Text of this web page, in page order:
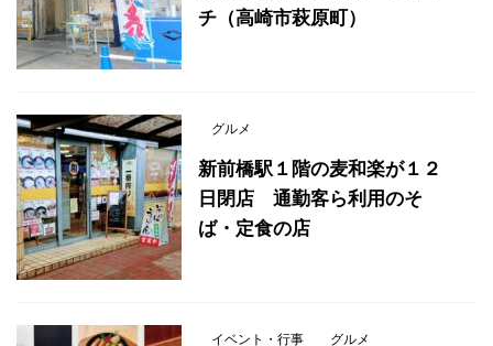
チ（高崎市萩原町）
グルメ
新前橋駅１階の麦和楽が１２
日閉店 通勤客ら利用のそ
ば・定食の店
イベント・行事 グルメ